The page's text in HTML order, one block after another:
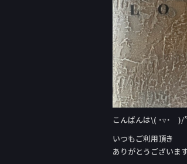
こんばんは\( ˙▿˙ )/”
いつもご利用頂き
ありがとうございま